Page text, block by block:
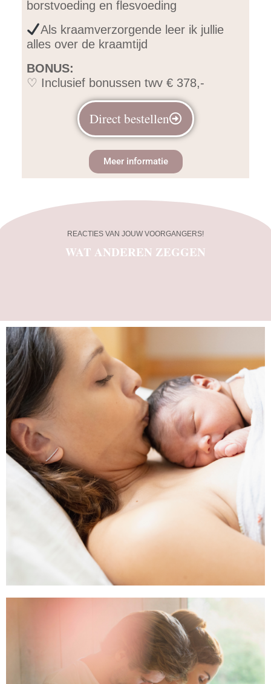
borstvoeding en flesvoeding
Als kraamverzorgende leer ik jullie
alles over de kraamtijd
BONUS:
♡ Inclusief bonussen twv € 378,-
Direct bestellen
Meer informatie
REACTIES VAN JOUW VOORGANGERS!
WAT ANDEREN ZEGGEN